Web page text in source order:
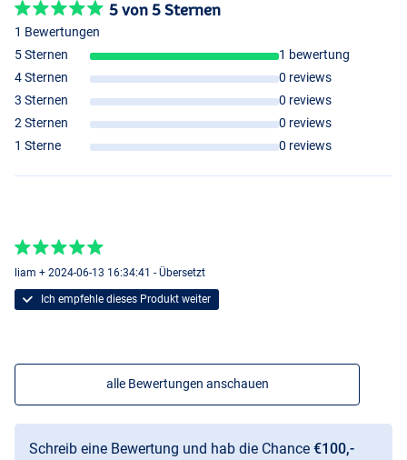
5 von 5 Sternen
1 Bewertungen
5 Sternen
1 bewertung
4 Sternen
0 reviews
3 Sternen
0 reviews
2 Sternen
0 reviews
1 Sterne
0 reviews
liam + 2024-06-13 16:34:41 - Übersetzt
Ich empfehle dieses Produkt weiter
alle Bewertungen anschauen
Schreib eine Bewertung und hab die Chance €100,-